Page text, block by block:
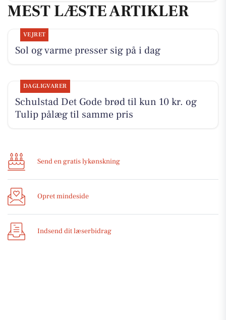
MEST LÆSTE ARTIKLER
VEJRET
Sol og varme presser sig på i dag
DAGLIGVARER
Schulstad Det Gode brød til kun 10 kr. og
Tulip pålæg til samme pris
Send en gratis lykønskning
Opret mindeside
Indsend dit læserbidrag